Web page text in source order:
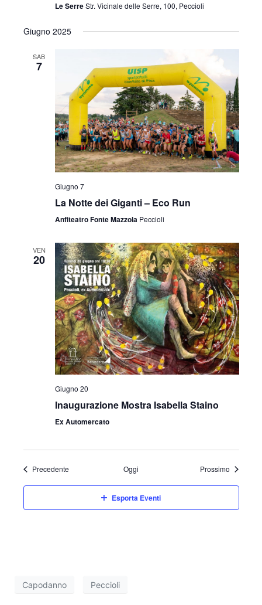
Le SerreStr. Vicinale delle Serre, 100, Peccioli
Giugno 2025
SAB
7
Giugno 7
La Notte dei Giganti – Eco Run
Anfiteatro Fonte Mazzola Peccioli
VEN
20
Giugno 20
Inaugurazione Mostra Isabella Staino
Ex Automercato
PrecedenteEventi Oggi Prossimo Eventi
Esporta Eventi
Capodanno Peccioli